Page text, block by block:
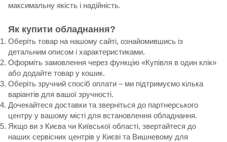
максимальну якість і надійність.
Як купити обладнання?
Оберіть товар на нашому сайті, ознайомившись із
детальним описом і характеристиками.
Оформіть замовлення через функцію «Купівля в один клік»
або додайте товар у кошик.
Оберіть зручний спосіб оплати – ми підтримуємо кілька
варіантів для вашої зручності.
Дочекайтеся доставки та зверніться до партнерського
центру у вашому місті для встановлення обладнання.
Якщо ви з Києва чи Київської області, звертайтеся до
наших сервісних центрів у Києві та Вишневому для